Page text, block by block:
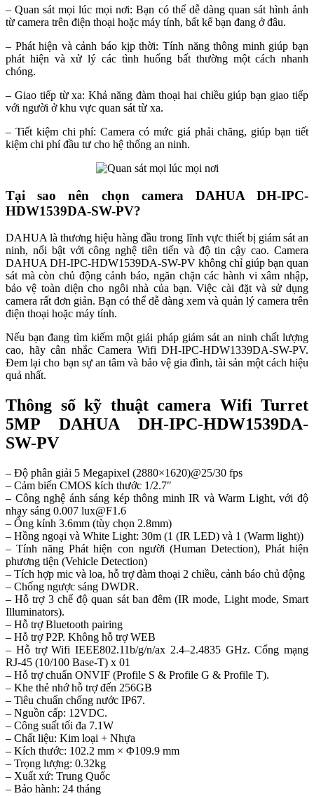
– Quan sát mọi lúc mọi nơi: Bạn có thể dễ dàng quan sát hình ảnh
từ camera trên điện thoại hoặc máy tính, bất kể bạn đang ở đâu.
– Phát hiện và cảnh báo kịp thời: Tính năng thông minh giúp bạn
phát hiện và xử lý các tình huống bất thường một cách nhanh
chóng.
– Giao tiếp từ xa: Khả năng đàm thoại hai chiều giúp bạn giao tiếp
với người ở khu vực quan sát từ xa.
– Tiết kiệm chi phí: Camera có mức giá phải chăng, giúp bạn tiết
kiệm chi phí đầu tư cho hệ thống an ninh.
Tại sao nên chọn camera DAHUA DH-IPC-
HDW1539DA-SW-PV?
DAHUA là thương hiệu hàng đầu trong lĩnh vực thiết bị giám sát an
ninh, nổi bật với công nghệ tiên tiến và độ tin cậy cao. Camera
DAHUA DH-IPC-HDW1539DA-SW-PV không chỉ giúp bạn quan
sát mà còn chủ động cảnh báo, ngăn chặn các hành vi xâm nhập,
bảo vệ toàn diện cho ngôi nhà của bạn. Việc cài đặt và sử dụng
camera rất đơn giản. Bạn có thể dễ dàng xem và quản lý camera trên
điện thoại hoặc máy tính.
Nếu bạn đang tìm kiếm một giải pháp giám sát an ninh chất lượng
cao, hãy cân nhắc Camera Wifi DH-IPC-HDW1339DA-SW-PV.
Đem lại cho bạn sự an tâm và bảo vệ gia đình, tài sản một cách hiệu
quả nhất.
Thông số kỹ thuật camera Wifi Turret
5MP DAHUA DH-IPC-HDW1539DA-
SW-PV
– Độ phân giải 5 Megapixel (2880×1620)@25/30 fps
– Cảm biến CMOS kích thước 1/2.7″
– Công nghệ ánh sáng kép thông minh IR và Warm Light, với độ
nhạy sáng 0.007 lux@F1.6
– Ống kính 3.6mm (tùy chọn 2.8mm)
– Hồng ngoại và White Light: 30m (1 (IR LED) và 1 (Warm light))
– Tính năng Phát hiện con người (Human Detection), Phát hiện
phương tiện (Vehicle Detection)
– Tích hợp mic và loa, hỗ trợ đàm thoại 2 chiều, cảnh báo chủ động
– Chống ngược sáng DWDR.
– Hỗ trợ 3 chế độ quan sát ban đêm (IR mode, Light mode, Smart
Illuminators).
– Hỗ trợ Bluetooth pairing
– Hỗ trợ P2P. Không hỗ trợ WEB
– Hỗ trợ Wifi IEEE802.11b/g/n/ax 2.4–2.4835 GHz. Cổng mạng
RJ-45 (10/100 Base-T) x 01
– Hỗ trợ chuẩn ONVIF (Profile S & Profile G & Profile T).
– Khe thẻ nhớ hỗ trợ đến 256GB
– Tiêu chuẩn chống nước IP67.
– Nguồn cấp: 12VDC.
– Công suất tối đa 7.1W
– Chất liệu: Kim loại + Nhựa
– Kích thước: 102.2 mm × Φ109.9 mm
– Trọng lượng: 0.32kg
– Xuất xứ: Trung Quốc
– Bảo hành: 24 tháng